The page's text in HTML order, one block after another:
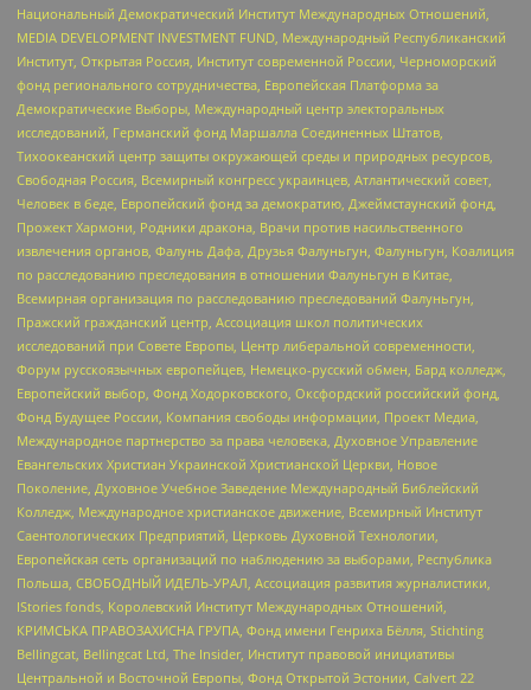
Национальный Демократический Институт Международных Отношений,
MEDIA DEVELOPMENT INVESTMENT FUND, Международный Республиканский
Институт, Открытая Россия, Институт современной России, Черноморский
фонд регионального сотрудничества, Европейская Платформа за
Демократические Выборы, Международный центр электоральных
исследований, Германский фонд Маршалла Соединенных Штатов,
Тихоокеанский центр защиты окружающей среды и природных ресурсов,
Свободная Россия, Всемирный конгресс украинцев, Атлантический совет,
Человек в беде, Европейский фонд за демократию, Джеймстаунский фонд,
Прожект Хармони, Родники дракона, Врачи против насильственного
извлечения органов, Фалунь Дафа, Друзья Фалуньгун, Фалуньгун, Коалиция
по расследованию преследования в отношении Фалуньгун в Китае,
Всемирная организация по расследованию преследований Фалуньгун,
Пражский гражданский центр, Ассоциация школ политических
исследований при Совете Европы, Центр либеральной современности,
Форум русскоязычных европейцев, Немецко-русский обмен, Бард колледж,
Европейский выбор, Фонд Ходорковского, Оксфордский российский фонд,
Фонд Будущее России, Компания свободы информации, Проект Медиа,
Международное партнерство за права человека, Духовное Управление
Евангельских Христиан Украинской Христианской Церкви, Новое
Поколение, Духовное Учебное Заведение Международный Библейский
Колледж, Международное христианское движение, Всемирный Институт
Саентологических Предприятий, Церковь Духовной Технологии,
Европейская сеть организаций по наблюдению за выборами, Республика
Польша, СВОБОДНЫЙ ИДЕЛЬ-УРАЛ, Ассоциация развития журналистики,
IStories fonds, Королевский Институт Международных Отношений,
КРИМСЬКА ПРАВОЗАХИСНА ГРУПА, Фонд имени Генриха Бёлля, Stichting
Bellingcat, Bellingcat Ltd, The Insider, Институт правовой инициативы
Центральной и Восточной Европы, Фонд Открытой Эстонии, Calvert 22